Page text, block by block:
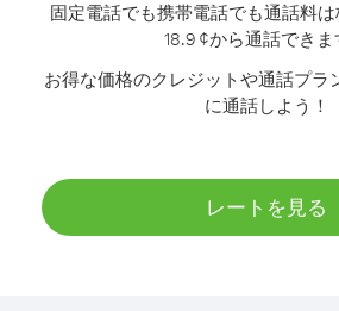
固定電話でも携帯電話でも通話料は
18.9 ¢から通話できま
お得な価格のクレジットや通話プラ
に通話しよう！
レートを見る